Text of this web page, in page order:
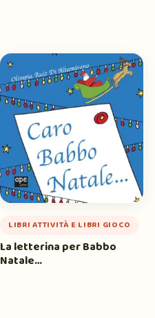
LIBRI ATTIVITÀ E LIBRI GIOCO
La letterina per Babbo
Natale…